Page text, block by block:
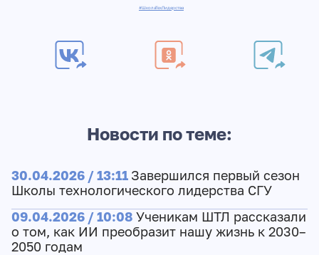
#ШколаТехЛидерства
Новости по теме:
30.04.2026 / 13:11 Завершился первый сезон
Школы технологического лидерства СГУ
09.04.2026 / 10:08 Ученикам ШТЛ рассказали
о том, как ИИ преобразит нашу жизнь к 2030–
2050 годам